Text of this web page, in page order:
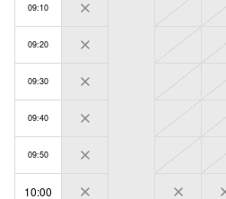
09:10
09:20
09:30
09:40
09:50
10:00